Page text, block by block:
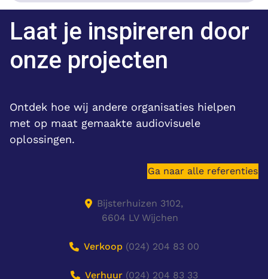
Laat je inspireren door
onze projecten
Ontdek hoe wij andere organisaties hielpen
met op maat gemaakte audiovisuele
oplossingen.
Ga naar alle referenties
Bijsterhuizen 3102,
6604 LV Wijchen
Verkoop (024) 204 83 00
Verhuur (024) 204 83 33